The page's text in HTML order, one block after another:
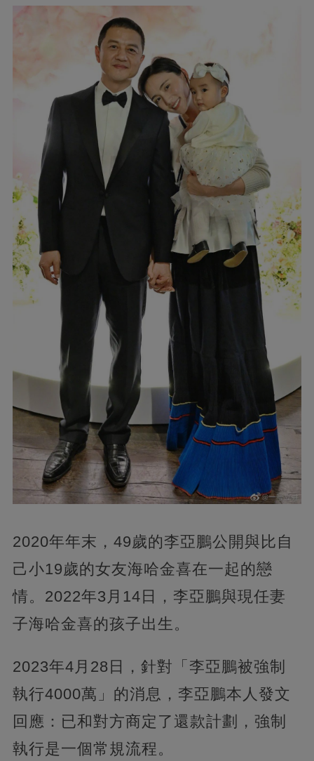
2020年年末，49歲的李亞鵬公開與比自
己小19歲的女友海哈金喜在一起的戀
情。2022年3月14日，李亞鵬與現任妻
子海哈金喜的孩子出生。
2023年4月28日，針對「李亞鵬被強制
執行4000萬」的消息，李亞鵬本人發文
回應：已和對方商定了還款計劃，強制
執行是一個常規流程。